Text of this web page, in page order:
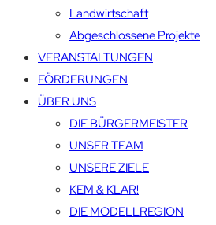
Landwirtschaft
Abgeschlossene Projekte
VERANSTALTUNGEN
FÖRDERUNGEN
ÜBER UNS
DIE BÜRGERMEISTER
UNSER TEAM
UNSERE ZIELE
KEM & KLAR!
DIE MODELLREGION